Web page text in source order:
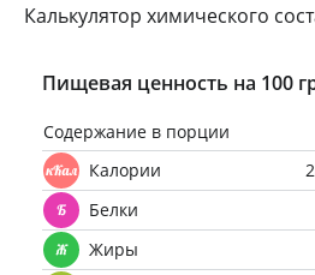
Калькулятор химического
Пищевая ценность на 100
Содержание в порции
Калории
Белки
Жиры